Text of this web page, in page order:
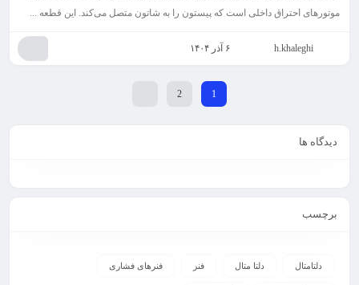
موتورهای احتراق داخلی است که پیستون را به شاتون متصل می‌کند. این قطعه ...
h.khaleghi ۶ آذر ۱۴۰۴
1
2
دیدگاه ها
برچسب
دلتامتال دلتا متال فنر فنرهای فشاری